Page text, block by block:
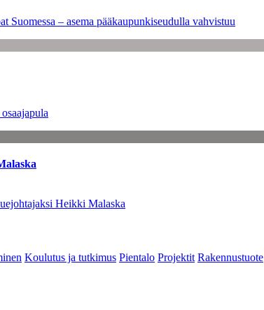
– asema pääkaupunkiseudulla vahvistuu
Heikki Malaska
Koulutus ja tutkimus Pientalo Projektit Rakennustuote